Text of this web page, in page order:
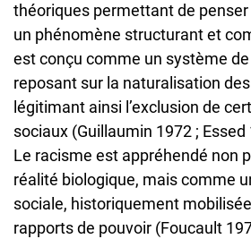
théoriques permettant de
un phénomène structurant et
est conçu comme un système
reposant sur la naturalisation
légitimant ainsi l’exclusion de
sociaux (Guillaumin 1972 ;
Le racisme est appréhendé non
réalité biologique, mais comme
sociale, historiquement
rapports de pouvoir (Foucault